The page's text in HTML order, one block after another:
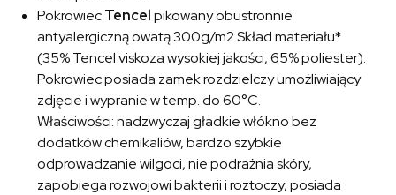
PokrowiecTencelpikowany obustronnie
antyalergiczną owatą 300g/m2.Skład materiału*
(35% Tencel viskoza wysokiej jakości, 65% poliester).
Pokrowiec posiada zamek rozdzielczy umożliwiający
zdjęcie i wypranie w temp. do 60°C.
Właściwości: nadzwyczaj gładkie włókno bez
dodatków chemikaliów, bardzo szybkie
odprowadzanie wilgoci, nie podrażnia skóry,
zapobiega rozwojowi bakterii i roztoczy, posiada